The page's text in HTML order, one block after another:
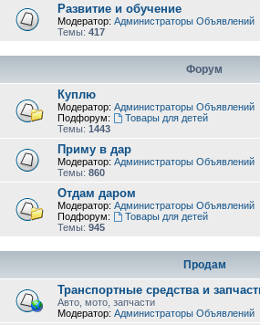
Развитие и обучение
Модератор: Администраторы Объявлений
Темы: 417
Форум
Куплю
Модератор: Администраторы Объявлений
Подфорум:
Товары для детей
Темы: 1443
Приму в дар
Модератор: Администраторы Объявлений
Темы: 860
Отдам даром
Модератор: Администраторы Объявлений
Подфорум:
Товары для детей
Темы: 945
Продам
Транспортные средства и
Авто, мото, запчасти
Модератор: Администраторы Объявлений